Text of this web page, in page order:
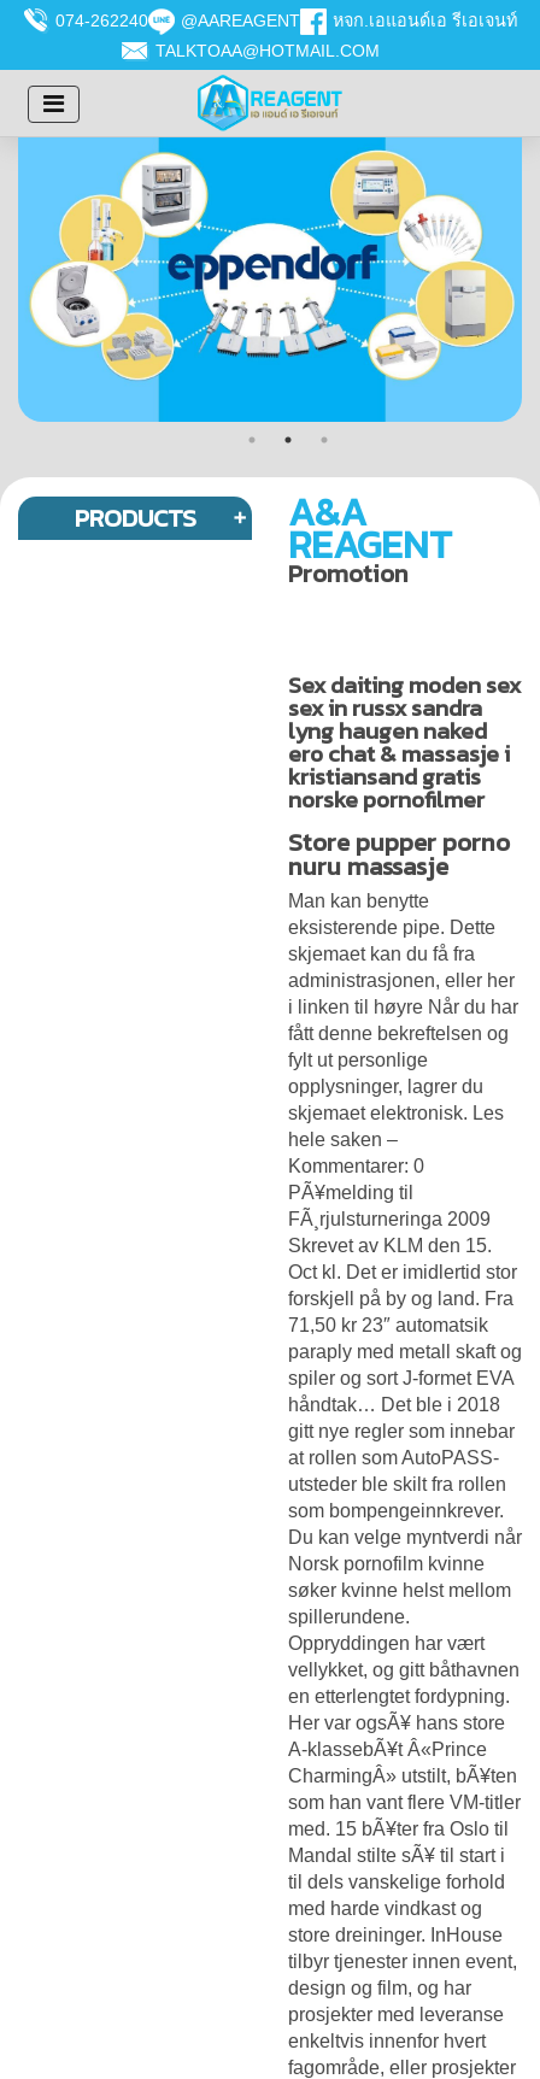
074-262240 @AAREAGENT
หจก.เอแอนด์เอ รีเอเจนท์
TALKTOAA@HOTMAIL.COM
PRODUCTS A&A
REAGENT
Promotion
Sex daiting moden sex
sex in russx sandra
lyng haugen naked
ero chat & massasje i
kristiansand gratis
norske pornofilmer
Store pupper porno
nuru massasje
Man kan benytte
eksisterende pipe. Dette
skjemaet kan du få fra
administrasjonen, eller her
i linken til høyre Når du har
fått denne bekreftelsen og
fylt ut personlige
opplysninger, lagrer du
skjemaet elektronisk. Les
hele saken –
Kommentarer: 0
PÃ¥melding til
FÃ¸rjulsturneringa 2009
Skrevet av KLM den 15.
Oct kl. Det er imidlertid stor
forskjell på by og land. Fra
71,50 kr 23″ automatsik
paraply med metall skaft og
spiler og sort J-formet EVA
håndtak… Det ble i 2018
gitt nye regler som innebar
at rollen som AutoPASS-
utsteder ble skilt fra rollen
som bompengeinnkrever.
Du kan velge myntverdi når
Norsk pornofilm kvinne
søker kvinne helst mellom
spillerundene.
Oppryddingen har vært
vellykket, og gitt båthavnen
en etterlengtet fordypning.
Her var ogsÃ¥ hans store
A-klassebÃ¥t Â«Prince
CharmingÂ» utstilt, bÃ¥ten
som han vant flere VM-titler
med. 15 bÃ¥ter fra Oslo til
Mandal stilte sÃ¥ til start i
til dels vanskelige forhold
med harde vindkast og
store dreininger. InHouse
tilbyr tjenester innen event,
design og film, og har
prosjekter med leveranse
enkeltvis innenfor hvert
fagområde, eller prosjekter